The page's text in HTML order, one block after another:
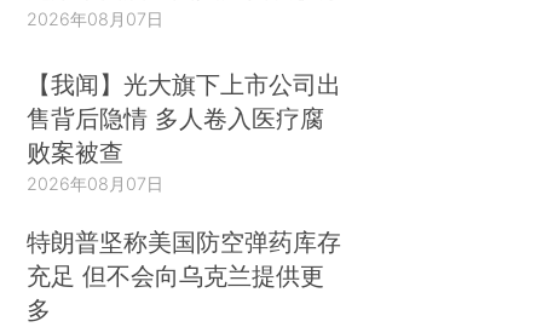
2026年08月07日
【我闻】光大旗下上市公司出
售背后隐情 多人卷入医疗腐
败案被查
2026年08月07日
特朗普坚称美国防空弹药库存
充足 但不会向乌克兰提供更
多